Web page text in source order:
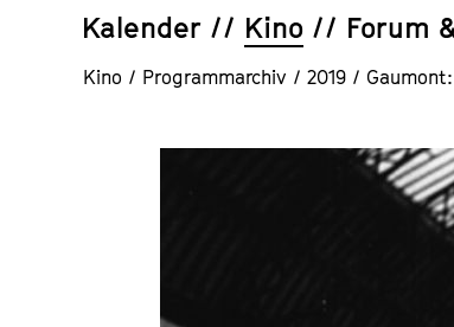
Kalender Kino Forum
Kino / Programmarchiv / 2019 /